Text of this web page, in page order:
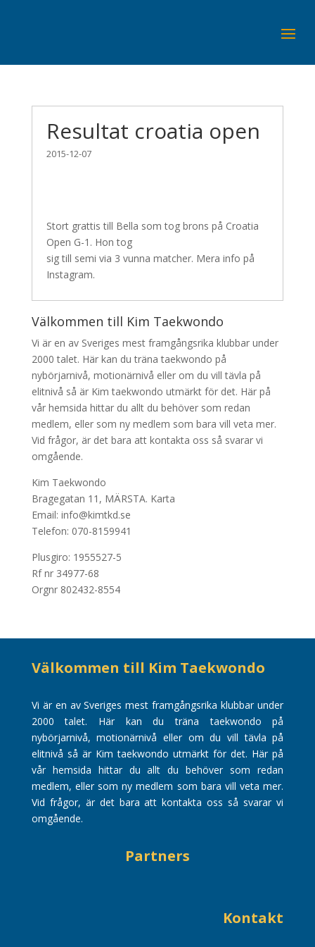
Resultat croatia open
2015-12-07
Stort grattis till Bella som tog brons på Croatia
Open G-1. Hon tog
sig till semi via 3 vunna matcher. Mera info på
Instagram.
Välkommen till Kim Taekwondo
Vi är en av Sveriges mest framgångsrika klubbar under
2000 talet. Här kan du träna taekwondo på
nybörjarnivå, motionärnivå eller om du vill tävla på
elitnivå så är Kim taekwondo utmärkt för det. Här på
vår hemsida hittar du allt du behöver som redan
medlem, eller som ny medlem som bara vill veta mer.
Vid frågor, är det bara att kontakta oss så svarar vi
omgående.
Kim Taekwondo
Bragegatan 11, MÄRSTA. Karta
Email: info@kimtkd.se
Telefon: 070-8159941
Plusgiro: 1955527-5
Rf nr 34977-68
Orgnr 802432-8554
Välkommen till Kim Taekwondo
Vi är en av Sveriges mest framgångsrika klubbar under
2000 talet. Här kan du träna taekwondo på
nybörjarnivå, motionärnivå eller om du vill tävla på
elitnivå så är Kim taekwondo utmärkt för det. Här på
vår hemsida hittar du allt du behöver som redan
medlem, eller som ny medlem som bara vill veta mer.
Vid frågor, är det bara att kontakta oss så svarar vi
omgående.
Partners
Kontakt